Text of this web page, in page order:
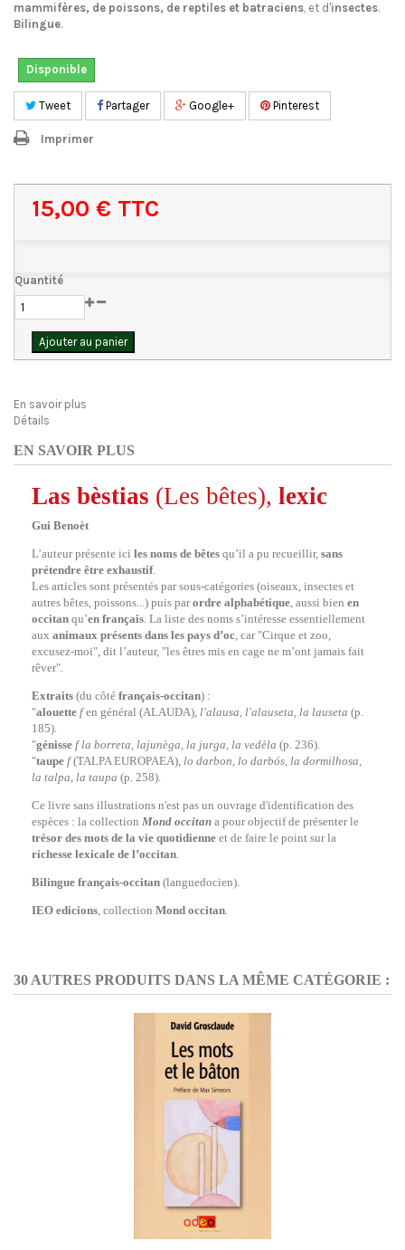
mammifères, de poissons, de reptiles et batraciens, et d'insectes.
Bilingue.
Disponible
Tweet Partager Google+ Pinterest
Imprimer
15,00 € TTC
Quantité
Ajouter au panier
En savoir plus
Détails
EN SAVOIR PLUS
Las bèstias (Les bêtes), lexic
Gui Benoèt
L’auteur présente ici les noms de bêtes qu’il a pu recueillir, sans
prétendre être exhaustif.
Les articles sont présentés par sous-catégories (oiseaux, insectes et
autres bêtes, poissons...) puis parordre alphabétique, aussi bien en
occitan qu’en français. La liste des noms s’intéresse essentiellement
aux animaux présents dans les pays d’oc, car "Cirque et zoo,
excusez-moi", dit l’auteur, "les êtres mis en cage ne m’ont jamais fait
rêver".
Extraits (du côté français-occitan) :
"alouette fen général (ALAUDA), l'alausa, l'alauseta, la lauseta (p.
185).
"génisse f la borreta, lajunèga, la jurga, la vedèla (p. 236).
"taupe f(TALPA EUROPAEA), lo darbon, lo darbós, la dormilhosa,
la talpa, la taupa (p. 258).
Ce livre sans illustrations n'est pas un ouvrage d'identification des
espèces : la collection Mond occitan a pour objectif de présenter le
trésor des mots de la vie quotidienne et de faire le point sur la
richesse lexicale de l’occitan.
Bilingue français-occitan (languedocien).
IEO edicions, collection Mond occitan.
30 AUTRES PRODUITS DANS LA MÊME CATÉGORIE :